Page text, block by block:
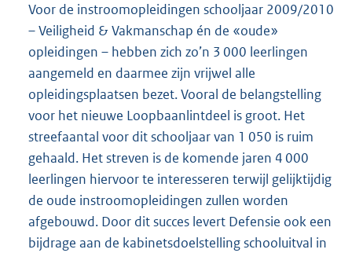
Voor de instroomopleidingen schooljaar 2009/2010
– Veiligheid & Vakmanschap én de «oude»
opleidingen – hebben zich zo’n 3 000 leerlingen
aangemeld en daarmee zijn vrijwel alle
opleidingsplaatsen bezet. Vooral de belangstelling
voor het nieuwe Loopbaanlintdeel is groot. Het
streefaantal voor dit schooljaar van 1 050 is ruim
gehaald. Het streven is de komende jaren 4 000
leerlingen hiervoor te interesseren terwijl gelijktijdig
de oude instroomopleidingen zullen worden
afgebouwd. Door dit succes levert Defensie ook een
bijdrage aan de kabinetsdoelstelling schooluitval in